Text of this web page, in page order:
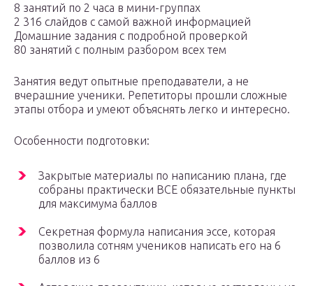
8 занятий по 2 часа в мини-группах
2 316 слайдов с самой важной информацией
Домашние задания c подробной проверкой
80 занятий с полным разбором всех тем
Занятия ведут опытные преподаватели, а не
вчерашние ученики. Репетиторы прошли сложные
этапы отбора и умеют объяснять легко и интересно.
Особенности подготовки:
Закрытые материалы по написанию плана, где
собраны практически ВСЕ обязательные пункты
для максимума баллов
Секретная формула написания эссе, которая
позволила сотням учеников написать его на 6
баллов из 6